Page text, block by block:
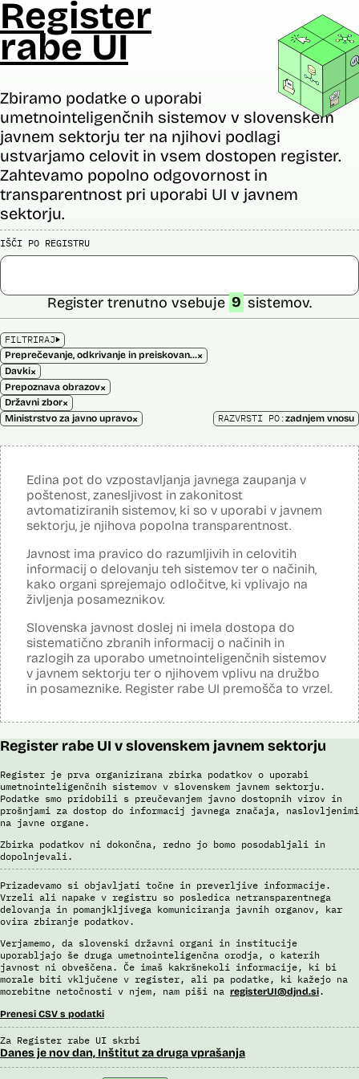
Register
rabe UI
Zbiramo podatke o uporabi
umetnointeligenčnih sistemov v slovenskem
javnem sektorju ter na njihovi podlagi
ustvarjamo celovit in vsem dostopen register.
Zahtevamo popolno odgovornost in
transparentnost pri uporabi UI v javnem
sektorju.
IŠČI PO REGISTRU
FILTRIRAJ
Preprečevanje, odkrivanje in preiskovanje kaznivih dejanj×
Davki×
Prepoznava obrazov×
Državni zbor×
Ministrstvo za javno upravo×
Register trenutno vsebuje 9 sistemov.
RAZVRSTI PO:zadnjem vnosu
Edina pot do vzpostavljanja javnega zaupanja v
poštenost, zanesljivost in zakonitost
avtomatiziranih sistemov, ki so v uporabi v javnem
sektorju, je njihova popolna transparentnost.
Javnost ima pravico do razumljivih in celovitih
informacij o delovanju teh sistemov ter o načinih,
kako organi sprejemajo odločitve, ki vplivajo na
življenja posameznikov.
Slovenska javnost doslej ni imela dostopa do
sistematično zbranih informacij o načinih in
razlogih za uporabo umetnointeligenčnih sistemov
v javnem sektorju ter o njihovem vplivu na družbo
in posameznike. Register rabe UI premošča to vrzel.
Register rabe UI v slovenskem javnem sektorju
Register je prva organizirana zbirka podatkov o uporabi
umetnointeligenčnih sistemov v slovenskem javnem sektorju.
Podatke smo pridobili s preučevanjem javno dostopnih virov in
prošnjami za dostop do informacij javnega značaja, naslovljenimi
na javne organe.
Zbirka podatkov ni dokončna, redno jo bomo posodabljali in
dopolnjevali.
Prizadevamo si objavljati točne in preverljive informacije.
Vrzeli ali napake v registru so posledica netransparentnega
delovanja in pomanjkljivega komuniciranja javnih organov, kar
ovira zbiranje podatkov.
Verjamemo, da slovenski državni organi in institucije
uporabljajo še druga umetnointeligenčna orodja, o katerih
javnost ni obveščena. Če imaš kakršnekoli informacije, ki bi
morale biti vključene v register, ali pa podatke, ki kažejo na
morebitne netočnosti v njem, nam piši na registerUI@djnd.si.
Prenesi CSV s podatki
Za Register rabe UI skrbi
Danes je nov dan, Inštitut za druga vprašanja